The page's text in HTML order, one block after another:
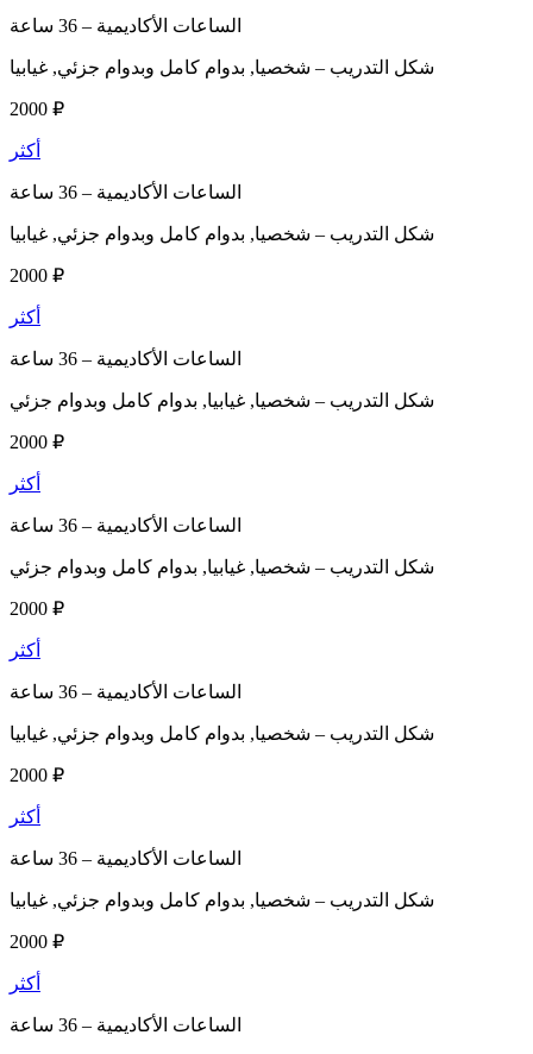
الساعات الأكاديمية –
شكل التدريب – شخصيا, بدوام كامل وبدوام جزئي, غيابيا
2000 ₽
أكثر
الساعات الأكاديمية –
شكل التدريب – شخصيا, بدوام كامل وبدوام جزئي, غيابيا
2000 ₽
أكثر
الساعات الأكاديمية –
شكل التدريب – شخصيا, غيابيا, بدوام كامل وبدوام جزئي
2000 ₽
أكثر
الساعات الأكاديمية –
شكل التدريب – شخصيا, غيابيا, بدوام كامل وبدوام جزئي
2000 ₽
أكثر
الساعات الأكاديمية –
شكل التدريب – شخصيا, بدوام كامل وبدوام جزئي, غيابيا
2000 ₽
أكثر
الساعات الأكاديمية –
شكل التدريب – شخصيا, بدوام كامل وبدوام جزئي, غيابيا
2000 ₽
أكثر
الساعات الأكاديمية –